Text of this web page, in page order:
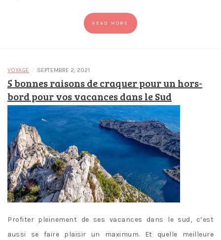
READ MORE
VOYAGE / SEPTEMBRE 2, 2021
5 bonnes raisons de craquer pour un hors-
bord pour vos vacances dans le Sud
Profiter pleinement de ses vacances dans le sud, c’est
aussi se faire plaisir un maximum. Et quelle meilleure